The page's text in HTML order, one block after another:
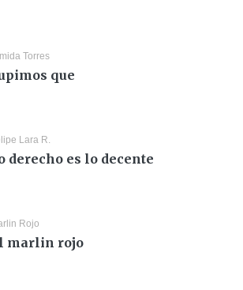
Torres
que
Lara R.
derecho es lo decente
Rojo
marlin rojo